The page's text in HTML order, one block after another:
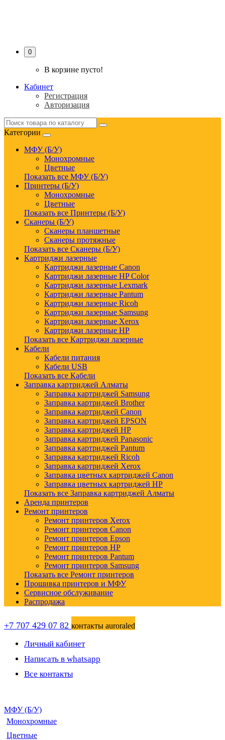
0
В корзине пусто!
Кабинет
Регистрация
Авторизация
Категории
МФУ (Б/У)
Монохромные
Цветные
Показать все МФУ (Б/У)
Принтеры (Б/У)
Монохромные
Цветные
Показать все Принтеры (Б/У)
Сканеры (Б/У)
Сканеры планшетные
Сканеры протяжные
Показать все Сканеры (Б/У)
Картриджи лазерные
Картриджи лазерные Canon
Картриджи лазерные HP Color
Картриджи лазерные Lexmark
Картриджи лазерные Pantum
Картриджи лазерные Ricoh
Картриджи лазерные Samsung
Картриджи лазерные Xerox
Картриджи лазерные HP
Показать все Картриджи лазерные
Кабели
Кабели питания
Кабели USB
Показать все Кабели
Заправка картриджей Алматы
Заправка картриджей Samsung
Заправка картриджей Brother
Заправка картриджей Canon
Заправка картриджей EPSON
Заправка картриджей HP
Заправка картриджей Panasonic
Заправка картриджей Pantum
Заправка картриджей Ricoh
Заправка картриджей Xerox
Заправка цветных картриджей Canon
Заправка цветных картриджей HP
Показать все Заправка картриджей Алматы
Аренда принтеров
Ремонт принтеров
Ремонт принтеров Xerox
Ремонт принтеров Canon
Ремонт принтеров Epson
Ремонт принтеров HP
Ремонт принтеров Pantum
Ремонт принтеров Samsung
Показать все Ремонт принтеров
Прошивка принтеров и МФУ
Сервисное обслуживание
Распродажа
+7 707 429 07 82 контакты auroraled
Личный кабинет
Написать в whatsapp
Все контакты
МФУ (Б/У)
Монохромные
Цветные